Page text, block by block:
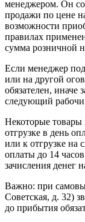
менеджером. Он
продажи по цене
возможности
правилах
сумма розничной
Если менеджер
или на другой
обязателен, иначе
следующий
Некоторые товары
отгрузке в день
или к отгрузке на
оплаты до 14
зачисления денег
Важно: при
Советская, д. 32)
до прибытия